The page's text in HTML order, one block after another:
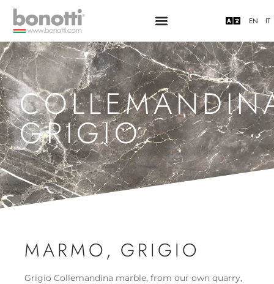
EN IT
GRIGIO.
MARMO, GRIGIO
Grigio Collemandina marble, from our own quarry,